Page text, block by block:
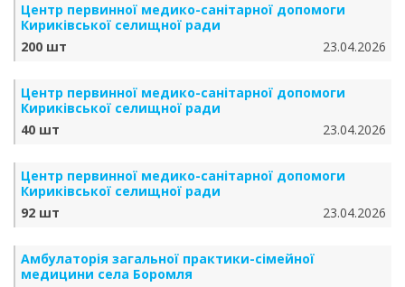
Центр первинної медико-санітарної допомоги
Кириківської селищної ради
200 шт
23.04.2026
Центр первинної медико-санітарної допомоги
Кириківської селищної ради
40 шт
23.04.2026
Центр первинної медико-санітарної допомоги
Кириківської селищної ради
92 шт
23.04.2026
Амбулаторія загальної практики-сімейної
медицини села Боромля